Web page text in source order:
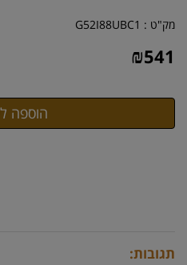
מק"ט : G52I88UBC1
₪541
תגובות: